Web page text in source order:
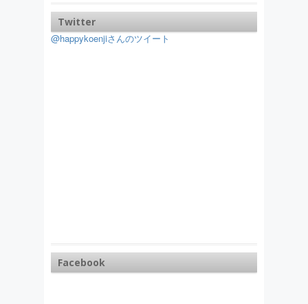
Twitter
@happykoenjiさんのツイート
Facebook